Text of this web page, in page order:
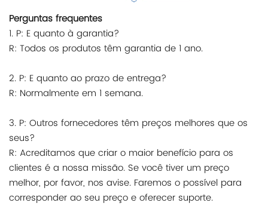
Perguntas frequentes
1. P: E quanto à garantia?
R: Todos os produtos têm garantia de 1 ano.
2. P: E quanto ao prazo de entrega?
R: Normalmente em 1 semana.
3. P: Outros fornecedores têm preços melhores que os
seus?
R: Acreditamos que criar o maior benefício para os
clientes é a nossa missão. Se você tiver um preço
melhor, por favor, nos avise. Faremos o possível para
corresponder ao seu preço e oferecer suporte.